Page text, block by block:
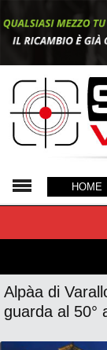
HOME
Alpàa di
guarda al 50°